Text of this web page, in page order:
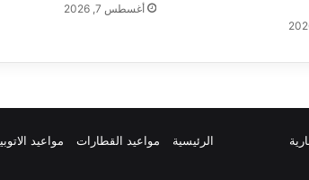
أغسطس 7, 2026
الرئيسية مواعيد القطارات مواعيد